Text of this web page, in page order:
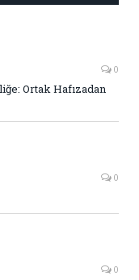
0
Ortak Hafızadan
0
0